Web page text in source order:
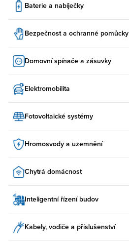
Baterie a nabíječky
Bezpečnost a ochranné pomůcky
Domovní spínače a zásuvky
Elektromobilita
Fotovoltaické systémy
Hromosvody a uzemnění
Chytrá domácnost
Inteligentní řízení budov
Kabely, vodiče a příslušenství